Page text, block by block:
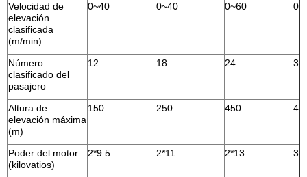
Velocidad de
elevación
clasificada
(m/min)
0~40 0~40 0~60
Número
clasificado del
pasajero
12 18 24 30
Altura de
elevación máxima
(m)
150 250 450
Poder del motor
(kilovatios)
2*9.5 2*11 2*13